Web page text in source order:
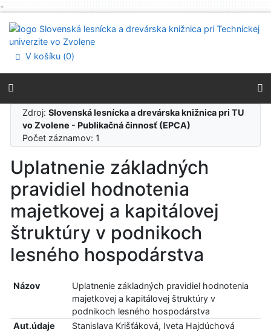
-
Prejsť na menu
Prehlásenie o webovej prístupnosti
V košíku (0)
Zdroj:Slovenská lesnícka a drevárska knižnica pri TU
vo Zvolene - Publikačná činnosť (EPCA)
Počet záznamov: 1
Uplatnenie základných
pravidiel hodnotenia
majetkovej a kapitálovej
štruktúry v podnikoch
lesného hospodárstva
Názov
Uplatnenie základných pravidiel hodnotenia
majetkovej a kapitálovej štruktúry v
podnikoch lesného hospodárstva
Aut.údaje
Stanislava Krišťáková, Iveta Hajdúchová